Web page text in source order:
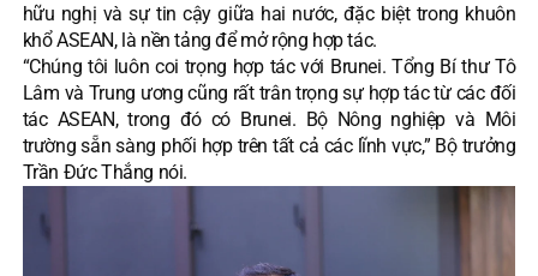
hữu nghị và sự tin cậy giữa hai nước, đặc biệt trong khuôn
khổ ASEAN, là nền tảng để mở rộng hợp tác.
“Chúng tôi luôn coi trọng hợp tác với Brunei. Tổng Bí thư Tô
Lâm và Trung ương cũng rất trân trọng sự hợp tác từ các đối
tác ASEAN, trong đó có Brunei. Bộ Nông nghiệp và Môi
trường sẵn sàng phối hợp trên tất cả các lĩnh vực,” Bộ trưởng
Trần Đức Thắng nói.